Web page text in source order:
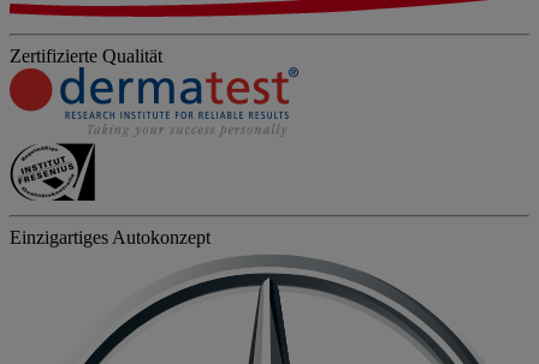
Zertifizierte Qualität
Einzigartiges Autokonzept